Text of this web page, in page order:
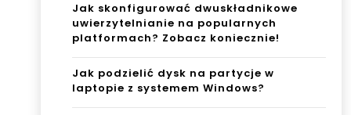
Jak skonfigurować dwuskładnikowe
uwierzytelnianie na popularnych
platformach? Zobacz koniecznie!
Jak podzielić dysk na partycje w
laptopie z systemem Windows?